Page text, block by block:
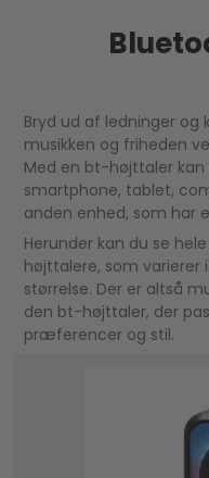
Bryd ud af ledninger
musikken og friheden
Med en bt-højttaler
smartphone, tablet,
anden enhed, som har
Herunder kan du se
højttalere, som varierer
størrelse. Der er altså
den bt-højttaler, der
præferencer og stil.